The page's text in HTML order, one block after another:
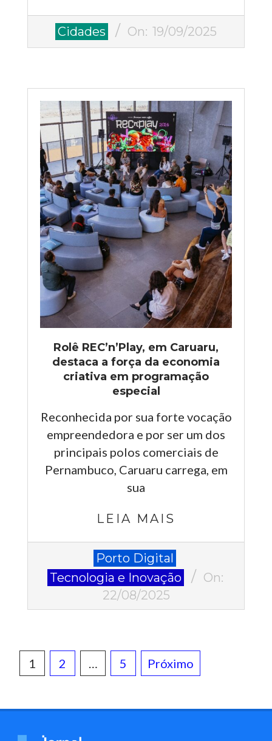
2025-
Cidades On: 19/09/2025
Rolê REC’n’Play, em Caruaru,
destaca a força da economia
criativa em programação
especial
Reconhecida por sua forte vocação
empreendedora e por ser um dos
principais polos comerciais de
Pernambuco, Caruaru carrega, em
sua
LEIA MAIS
Porto Digital
Tecnologia e Inovação
On:
22/08/2025
Paginação
posts
1 2 … 5 Próximo